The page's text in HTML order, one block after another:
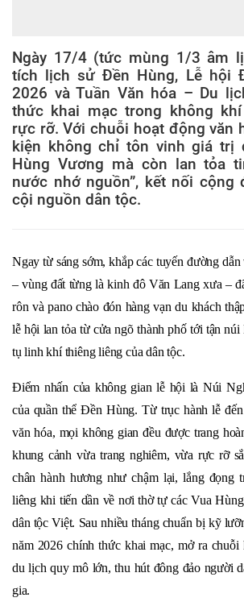
Ngày 17/4 (tức mùng 1/3 âm
tích lịch sử Đền Hùng, Lễ hội
2026 và Tuần Văn hóa – Du
thức khai mạc trong không
rực rỡ. Với chuỗi hoạt động văn
kiện không chỉ tôn vinh giá trị
Hùng Vương mà còn lan tỏa
nước nhớ nguồn”, kết nối cộng
cội nguồn dân tộc.
Ngay từ sáng sớm, khắp các tuyến đường
– vùng đất từng là kinh đô Văn Lang xưa –
rôn và pano chào đón hàng vạn du khách
lễ hội lan tỏa từ cửa ngõ thành phố tới tận
tụ linh khí thiêng liêng của dân tộc.
Điểm nhấn của không gian lễ hội là Núi
của quần thể Đền Hùng. Từ trục hành lễ
văn hóa, mọi không gian đều được trang
khung cảnh vừa trang nghiêm, vừa rực rỡ
chân hành hương như chậm lại, lắng đọng
liêng khi tiến dần về nơi thờ tự các Vua
dân tộc Việt. Sau nhiều tháng chuẩn bị kỹ
năm 2026 chính thức khai mạc, mở ra chuỗi
du lịch quy mô lớn, thu hút đông đảo người
gia.